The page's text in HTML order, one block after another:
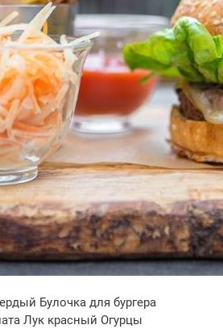
Булочка для бургера
Лук красный Огурцы